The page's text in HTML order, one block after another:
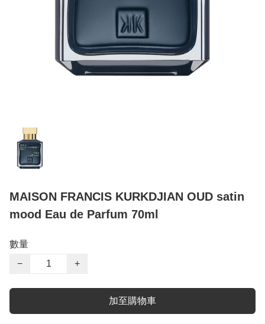
MAISON FRANCIS KURKDJIAN OUD satin
mood Eau de Parfum 70ml
數量
−
+
加至購物車